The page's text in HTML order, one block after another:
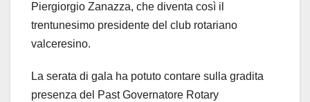
Piergiorgio Zanazza, che diventa così il
trentunesimo presidente del club rotariano
valceresino.
La serata di gala ha potuto contare sulla gradita
presenza del Past Governatore Rotary